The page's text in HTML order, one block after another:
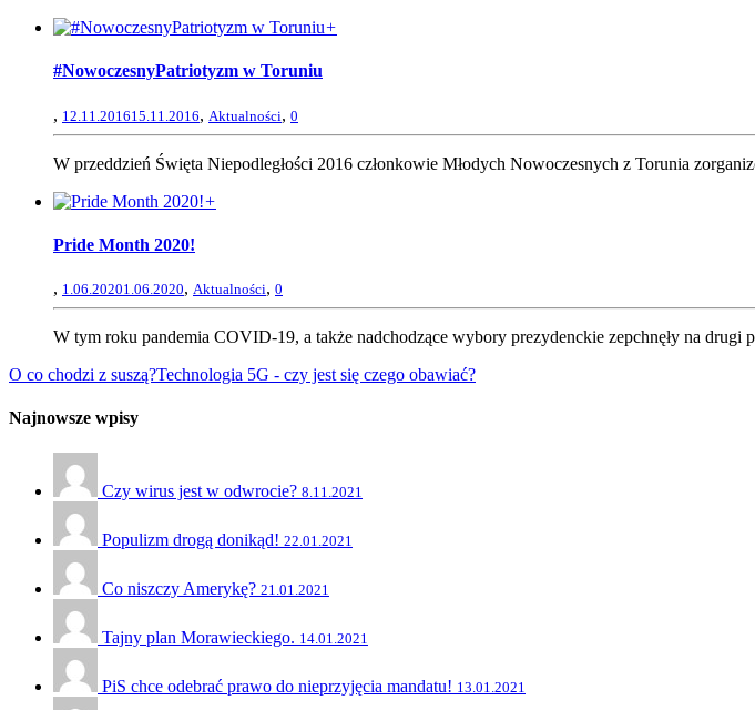
+
#NowoczesnyPatriotyzm w Toruniu
, 12.11.201615.11.2016, Aktualności, 0
W przeddzień Święta Niepodległości 2016 członkowie Młodych Nowoczesnych z Torunia
+
Pride Month 2020!
, 1.06.20201.06.2020, Aktualności, 0
W tym roku pandemia COVID-19, a także nadchodzące wybory prezydenckie zepchnęły na
O co chodzi z suszą?Technologia 5G - czy jest się czego obawiać?
Najnowsze wpisy
Czy wirus jest w odwrocie? 8.11.2021
Populizm drogą donikąd! 22.01.2021
Co niszczy Amerykę? 21.01.2021
Tajny plan Morawieckiego. 14.01.2021
PiS chce odebrać prawo do nieprzyjęcia mandatu! 13.01.2021